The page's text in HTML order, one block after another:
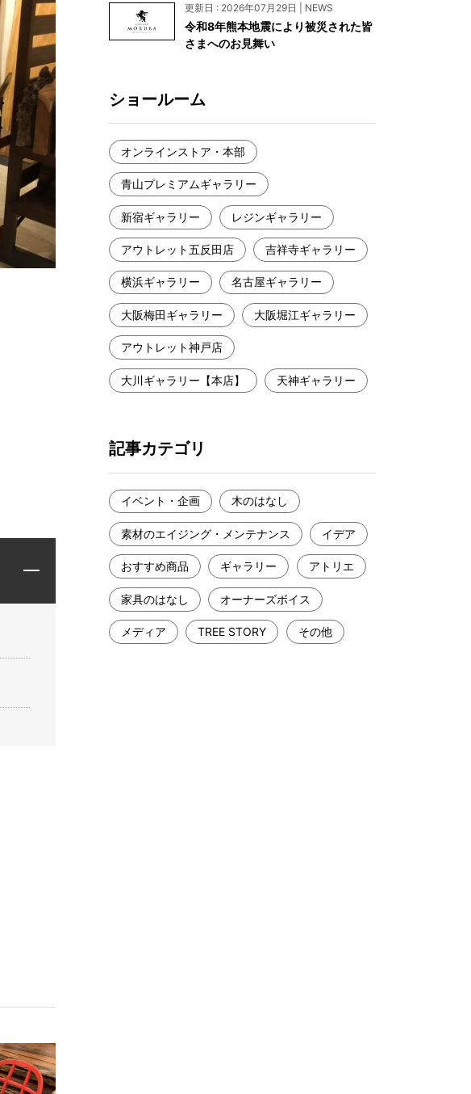
ア美術協力実績
更新日 : 2026年07月29日 | NEWS
令和8年熊本地震により被災された皆
さまへのお見舞い
ショールーム
オンラインストア・本部
青山プレミアムギャラリー
新宿ギャラリー レジンギャラリー
アウトレット五反田店 吉祥寺ギャラリー
横浜ギャラリー 名古屋ギャラリー
大阪梅田ギャラリー 大阪堀江ギャラリー
アウトレット神戸店
大川ギャラリー【本店】 天神ギャラリー
記事カテゴリ
イベント・企画 木のはなし
素材のエイジング・メンテナンス イデア
おすすめ商品 ギャラリー アトリエ
家具のはなし オーナーズボイス
メディア TREE STORY その他